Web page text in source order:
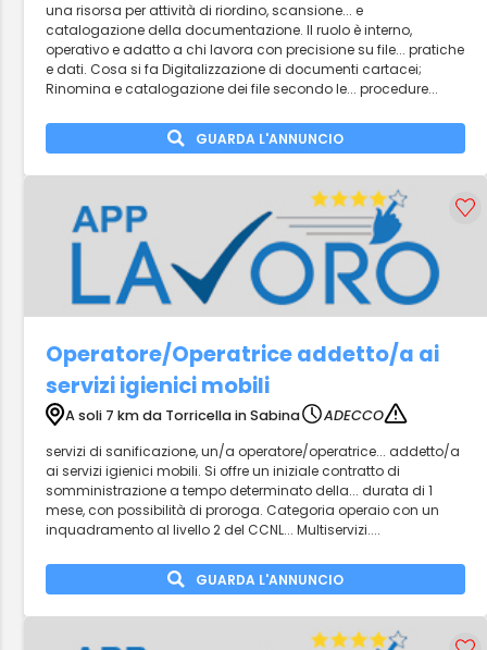
una risorsa per attività di riordino, scansione... e
catalogazione della documentazione. Il ruolo è interno,
operativo e adatto a chi lavora con precisione su file... pratiche
e dati. Cosa si fa Digitalizzazione di documenti cartacei;
Rinomina e catalogazione dei file secondo le... procedure...
GUARDA L'ANNUNCIO
Operatore/Operatrice addetto/a ai
servizi igienici mobili
A soli 7 km da Torricella in Sabina
ADECCO
servizi di sanificazione, un/a operatore/operatrice... addetto/a
ai servizi igienici mobili. Si offre un iniziale contratto di
somministrazione a tempo determinato della... durata di 1
mese, con possibilità di proroga. Categoria operaio con un
inquadramento al livello 2 del CCNL... Multiservizi....
GUARDA L'ANNUNCIO